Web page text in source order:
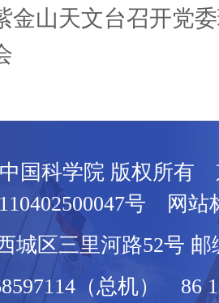
金山天文台召开党
中国科学院 版权所有
号 网站
城区三里河路52号 邮
（总机） 86